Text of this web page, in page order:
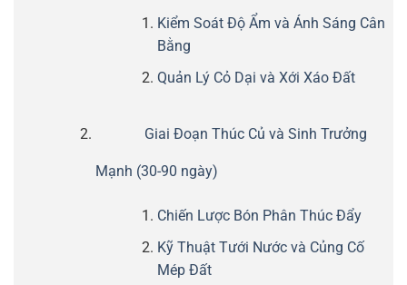
Kiểm Soát Độ Ẩm và Ánh Sáng Cân
Bằng
Quản Lý Cỏ Dại và Xới Xáo Đất
Giai Đoạn Thúc Củ và Sinh Trưởng
Mạnh (30-90 ngày)
Chiến Lược Bón Phân Thúc Đẩy
Kỹ Thuật Tưới Nước và Củng Cố
Mép Đất